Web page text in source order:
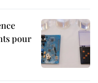
pour